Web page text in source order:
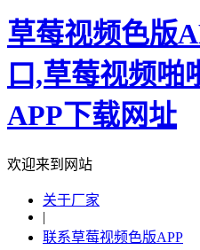
草莓视频色版
口,草莓视频啪
APP下载网址
欢迎来到网站
关于厂家
|
联系草莓视频色版APP